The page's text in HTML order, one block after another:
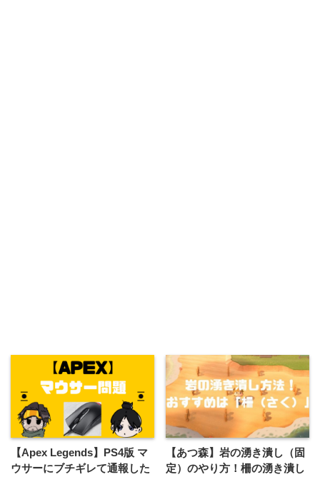
【Apex Legends】PS4版 マ
ウサーにブチギレて通報した
【あつ森】岩の湧き潰し（固
定）のやり方！柵の湧き潰し